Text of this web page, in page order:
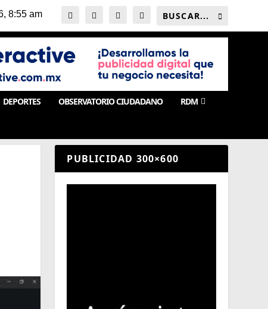
DEPORTES OBSERVATORIO CIUDADANO RDM
PUBLICIDAD 300×600